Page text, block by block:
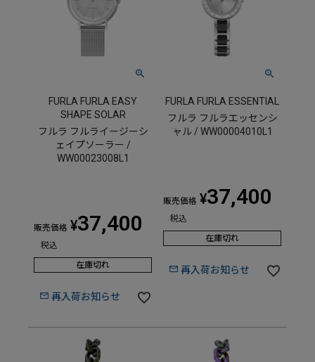
FURLA FURLA EASY
SHAPE SOLAR
フルラ フルライージーシ
ェイプソーラー /
WW00023008L1
販売価格 ¥37,400
税込
在庫切れ
再入荷お知らせ
FURLA FURLA ESSENTIAL
フルラ フルラエッセンシ
ャル / WW00004010L1
販売価格 ¥37,400
税込
在庫切れ
再入荷お知らせ